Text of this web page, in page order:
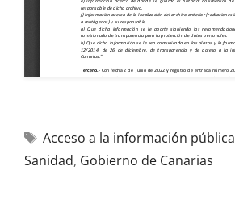
Acceso a la información pública
Sanidad, Gobierno de Canarias